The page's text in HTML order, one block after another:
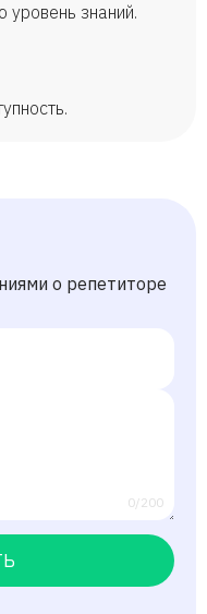
знаний.
о репетиторе
0/200